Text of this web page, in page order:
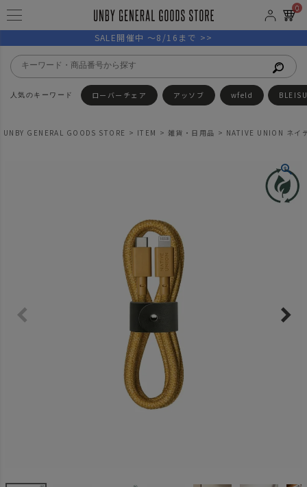
0
SALE開催中 ～8/16まで >>
ローバーチェア アッソブ wfeld
UNBY GENERAL GOODS STORE ITEM 雑貨・日用品 NATIVE UNION ネイ